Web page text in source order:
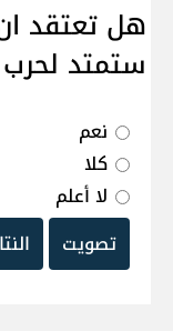
هل تعتقد
ستمتد
نعم
كلا
لا أعلم
تصويت